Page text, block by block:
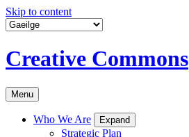
Skip to content
Creative Commons
Menu
Who We Are Expand
Strategic Plan